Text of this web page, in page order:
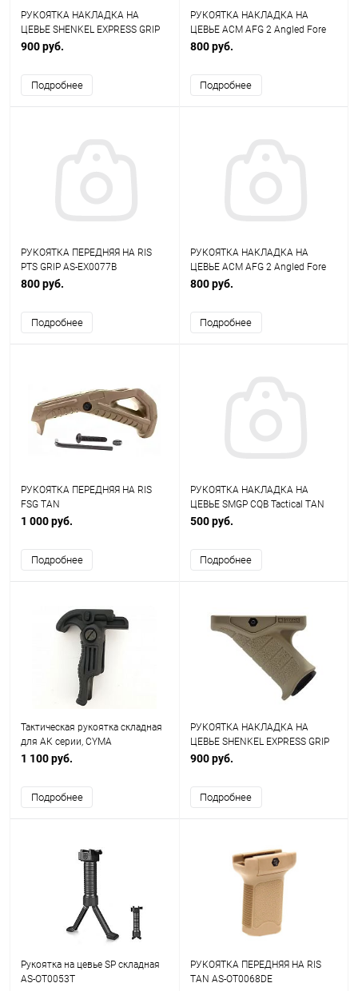
РУКОЯТКА НАКЛАДКА НА
ЦЕВЬЕ SHENKEL EXPRESS GRIP
AS-EX0085B
900 руб.
Подробнее
РУКОЯТКА НАКЛАДКА НА
ЦЕВЬЕ ACM AFG 2 Angled Fore
Grip AS-EX0060DE
800 руб.
Подробнее
РУКОЯТКА ПЕРЕДНЯЯ НА RIS
PTS GRIP AS-EX0077B
800 руб.
Подробнее
РУКОЯТКА НАКЛАДКА НА
ЦЕВЬЕ ACM AFG 2 Angled Fore
Grip AS-EX0060OD
800 руб.
Подробнее
РУКОЯТКА ПЕРЕДНЯЯ НА RIS
FSG TAN
1 000 руб.
Подробнее
РУКОЯТКА НАКЛАДКА НА
ЦЕВЬЕ SMGP CQB Tactical TAN
AS-EX0084T
500 руб.
Подробнее
Тактическая рукоятка складная
для АК серии, CYMA
1 100 руб.
Подробнее
РУКОЯТКА НАКЛАДКА НА
ЦЕВЬЕ SHENKEL EXPRESS GRIP
AS-EX0085T
900 руб.
Подробнее
Рукоятка на цевье SP складная
AS-OT0053T
РУКОЯТКА ПЕРЕДНЯЯ НА RIS
TAN AS-OT0068DE